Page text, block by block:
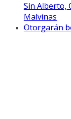
Sin Alberto,
Malvinas
Otorgarán